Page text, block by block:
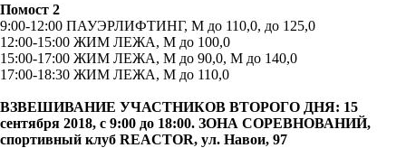
Помост 2
9:00-12:00 ПАУЭРЛИФТИНГ, М до 110,0, до 125,0
12:00-15:00 ЖИМ ЛЕЖА, М до 100,0
15:00-17:00 ЖИМ ЛЕЖА, М до 90,0, М до 140,0
17:00-18:30 ЖИМ ЛЕЖА, М до 110,0
ВЗВЕШИВАНИЕ УЧАСТНИКОВ ВТОРОГО ДНЯ: 15
сентября 2018, с 9:00 до 18:00. ЗОНА СОРЕВНОВАНИЙ,
спортивный клуб REACTOR, ул. Навои, 97